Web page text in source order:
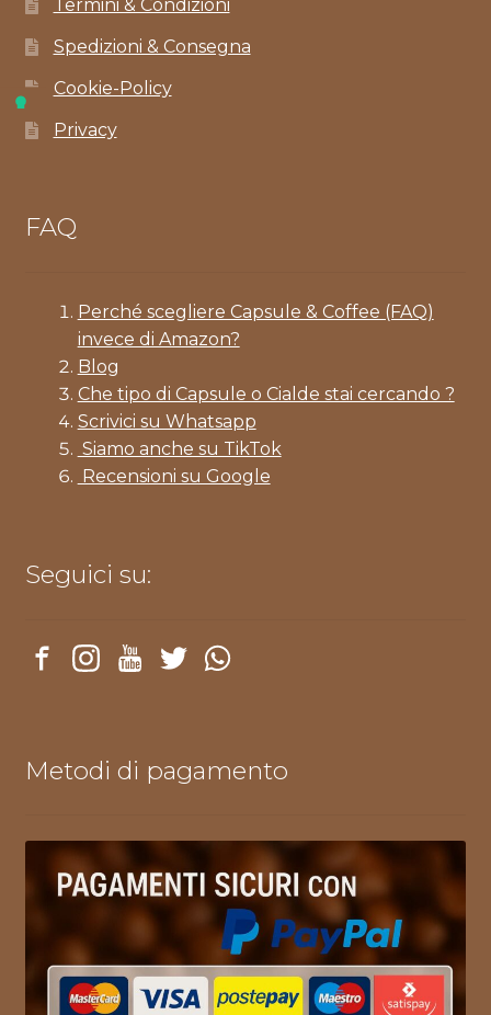
Termini & Condizioni
Spedizioni & Consegna
Cookie-Policy
Privacy
FAQ
Perché scegliere Capsule & Coffee (FAQ)
invece di Amazon?
Blog
Che tipo di Capsule o Cialde stai cercando ?
Scrivici su Whatsapp
Siamo anche su TikTok
Recensioni su Google
Seguici su:
Metodi di pagamento